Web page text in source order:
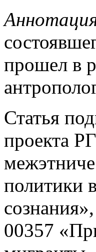
прошел в
Статья
проекта
политики
00357